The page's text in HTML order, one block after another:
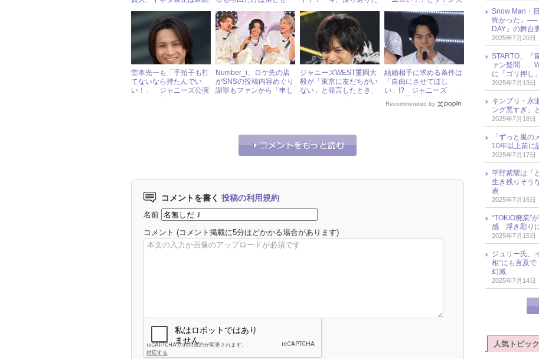
る』第4話
堂本光一も「手拍子も打
てないなら持たんでい
い！」 ジャニーズ公演
Number_i、ロケ先の店
がSNSの投稿内容めぐり
謝罪もファンから「申し
ジャニーズWEST重岡大
毅が「東京に友だちがい
ない」と発言したとき、
結婚相手に求める条件は
「自由にさせてほし
い」!? ジャニーズ
WEST重岡大毅が、自身
の結婚観について語る！
Recommended by
コメントを書く 投稿の利用規約
名前
コメント (コメント掲載に5分ほどかかる場合があります)
Snow Man・
怖かった」──
DAY』の舞台
2025年7月20日
STARTO、『
ァン疑問
に「ゴリ押し
2025年7月19日
キンプリ・永
ング悪すぎ」
2025年7月18日
「ずっと嵐
10年以上前に
2025年7月17日
平野紫耀は「
生き残りそう
表
2025年7月16日
“TOKIO廃業”
感 浮き彫り
2025年7月15日
ジュリー氏、
相”にも言及
幻滅
2025年7月14日
人気トピック